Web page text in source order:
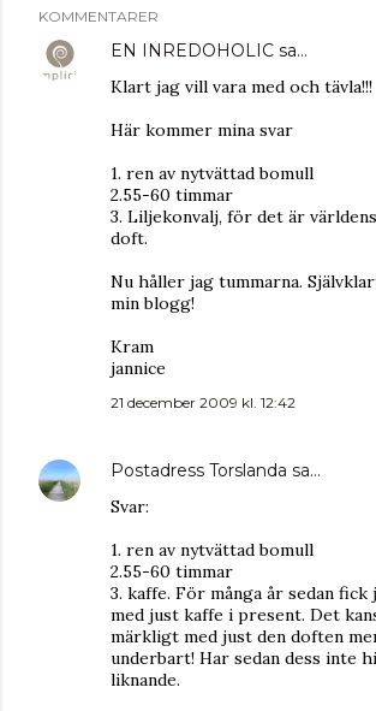
KOMMENTARER
EN INREDOHOLIC sa…
Klart jag vill vara med och tävla!!!
Här kommer mina svar
1. ren av nytvättad bomull
2.55-60 timmar
3. Liljekonvalj, för det är
doft.
Nu håller jag tummarna.
min blogg!
Kram
jannice
21 december 2009 kl. 12:42
Postadress Torslanda sa…
Svar:
1. ren av nytvättad bomull
2.55-60 timmar
3. kaffe. För många år sedan
med just kaffe i present. Det
märkligt med just den doften
underbart! Har sedan dess inte
liknande.